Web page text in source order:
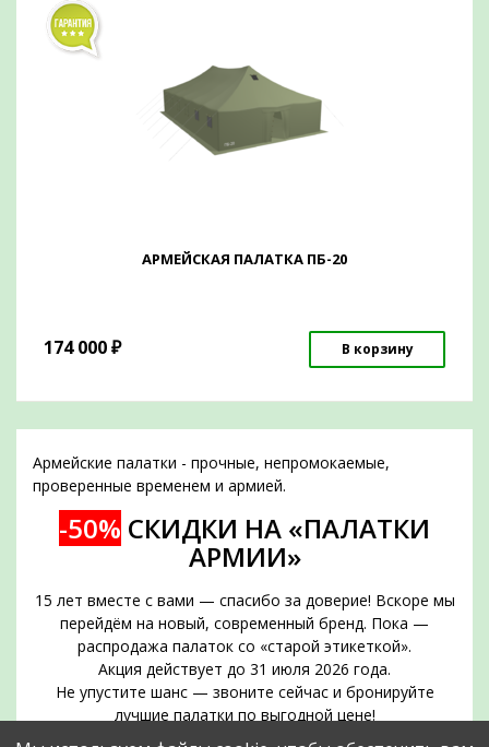
АРМЕЙСКАЯ ПАЛАТКА ПБ-20
174 000₽ В корзину
Армейские палатки - прочные, непромокаемые,
проверенные временем и армией.
-50% СКИДКИ НА «ПАЛАТКИ
АРМИИ»
15 лет вместе с вами — спасибо за доверие! Вскоре мы
перейдём на новый, современный бренд. Пока —
распродажа палаток со «старой этикеткой».
Акция действует до 31 июля 2026 года.
Не упустите шанс — звоните сейчас и бронируйте
лучшие палатки по выгодной цене!
Срок действия акции — до 31 июля 2026 года